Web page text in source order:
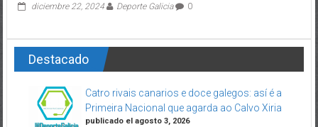
diciembre 22, 2024 Deporte Galicia 0
Destacado
Catro rivais canarios e doce galegos: así é a
Primeira Nacional que agarda ao Calvo Xiria
publicado el agosto 3, 2026